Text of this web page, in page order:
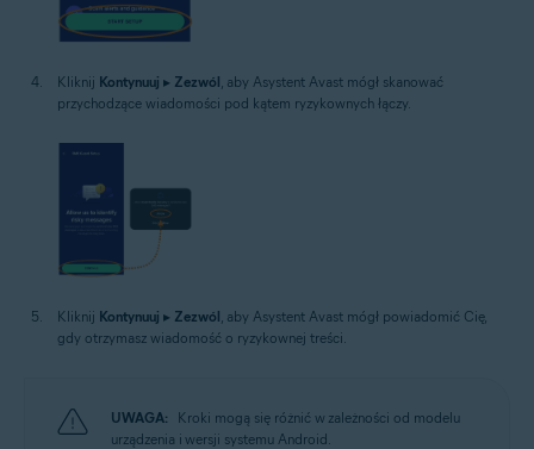
Kliknij Kontynuuj ▸ Zezwól, aby Asystent Avast mógł skanować
przychodzące wiadomości pod kątem ryzykownych łączy.
Kliknij Kontynuuj ▸ Zezwól , aby Asystent Avast mógł powiadomić Cię,
gdy otrzymasz wiadomość o ryzykownej treści.
UWAGA:
Kroki mogą się różnić w zależności od modelu
urządzenia i wersji systemu Android.